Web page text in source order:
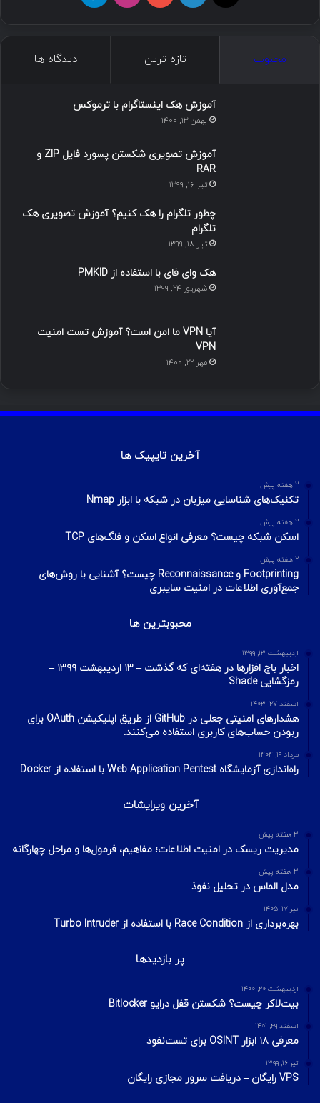
د
ی
ن
و
ت
گ
ا
ا
محبوب تازه ترین دیدگاه ها
آموزش هک اینستاگرام با ترموکس
بهمن ۱۳, ۱۴۰۰
آموزش تصویری شکستن پسورد فایل ZIP و
RAR
تیر ۱۶, ۱۳۹۹
چطور تلگرام را هک کنیم؟ آموزش تصویری هک
تلگرام
تیر ۱۸, ۱۳۹۹
هک وای فای با استفاده از PMKID
شهریور ۲۴, ۱۳۹۹
آیا VPN ما امن است؟ آموزش تست امنیت
VPN
مهر ۲۲, ۱۴۰۰
آخرین تایپیک ها
2 هفته پیش
تکنیک‌های شناسایی میزبان در شبکه با ابزار Nmap
2 هفته پیش
اسکن شبکه چیست؟ معرفی انواع اسکن و فلگ‌های TCP
2 هفته پیش
Footprinting و Reconnaissance چیست؟ آشنایی با روش‌های
جمع‌آوری اطلاعات در امنیت سایبری
محبوبترین ها
اردیبهشت ۱۳, ۱۳۹۹
اخبار باج افزارها در هفته‌ای که گذشت – ۱۳ اردیبهشت ۱۳۹۹ –
رمزگشایی Shade
اسفند ۲۷, ۱۴۰۳
هشدارهای امنیتی جعلی در GitHub از طریق اپلیکیشن OAuth برای
ربودن حساب‌های کاربری استفاده می‌کنند.
مرداد ۱۹, ۱۴۰۴
راه‌اندازی آزمایشگاه Web Application Pentest با استفاده از Docker
آخرین ویرایشات
3 هفته پیش
مدیریت ریسک در امنیت اطلاعات؛ مفاهیم، فرمول‌ها و مراحل چهارگانه
3 هفته پیش
مدل الماس در تحلیل نفوذ
تیر ۱۷, ۱۴۰۵
بهره‌برداری از Race Condition با استفاده از Turbo Intruder
پر بازدیدها
اردیبهشت ۲۰, ۱۴۰۰
بیت‌لاکر چیست؟ شکستن قفل درایو Bitlocker
اسفند ۲۹, ۱۴۰۱
معرفی ۱۸ ابزار OSINT برای تست‌نفوذ
تیر ۱۶, ۱۳۹۹
VPS رایگان – دریافت سرور مجازی رایگان